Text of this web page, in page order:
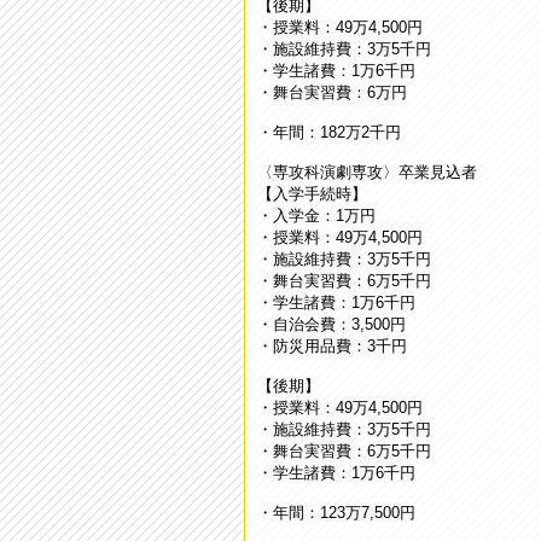
【後期】
・授業料：49万4,500円
・施設維持費：3万5千円
・学生諸費：1万6千円
・舞台実習費：6万円
・年間：182万2千円
〈専攻科演劇専攻〉卒業見込者
【入学手続時】
・入学金：1万円
・授業料：49万4,500円
・施設維持費：3万5千円
・舞台実習費：6万5千円
・学生諸費：1万6千円
・自治会費：3,500円
・防災用品費：3千円
【後期】
・授業料：49万4,500円
・施設維持費：3万5千円
・舞台実習費：6万5千円
・学生諸費：1万6千円
・年間：123万7,500円